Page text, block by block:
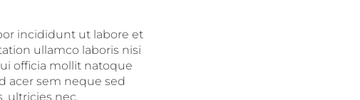
incididunt ut labore et
ullamco laboris nisi
officia mollit natoque
acer sem neque sed
ultricies nec,